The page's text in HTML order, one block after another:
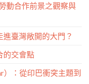
動合作前景之觀察與
臺灣敞開的大門？
的交會點
）：從印巴衝突主題到